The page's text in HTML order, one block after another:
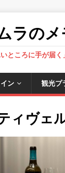
ラのメ
いところに手が届
ン 観光プ
ィヴェ